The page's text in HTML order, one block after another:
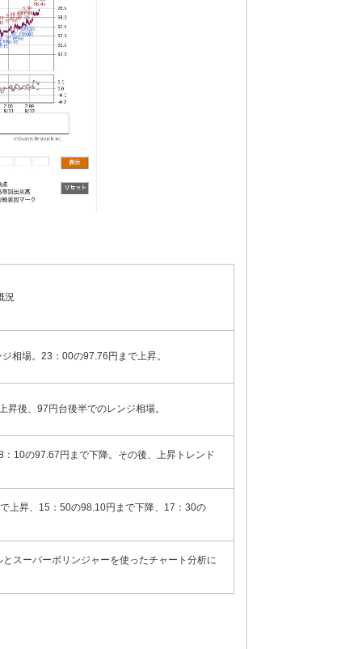
況
相場。23：00の97.76円まで上昇。
後、97円台後半でのレンジ相場。
10の97.67円まで下降。その後、上昇トレンド
上昇、15：50の98.10円まで下降、17：30の
スーパーボリンジャーを使ったチャート分析に